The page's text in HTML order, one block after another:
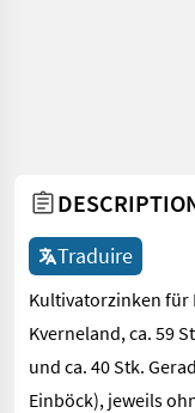
Traduire
Kultivatorzinken für
Kverneland, ca. 59
und ca. 40 Stk.
Einböck), jeweils